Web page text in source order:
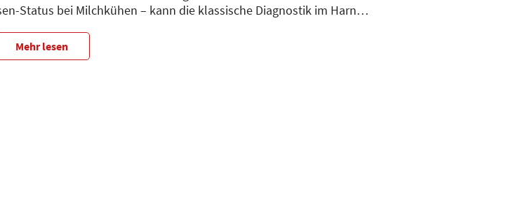
Status bei Milchkühen – kann die klassische Diagnostik im Harn
Hypophosphatämie?
Milchkühen – Klinische und laborklinische Unterscheidung.
Mehr lesen